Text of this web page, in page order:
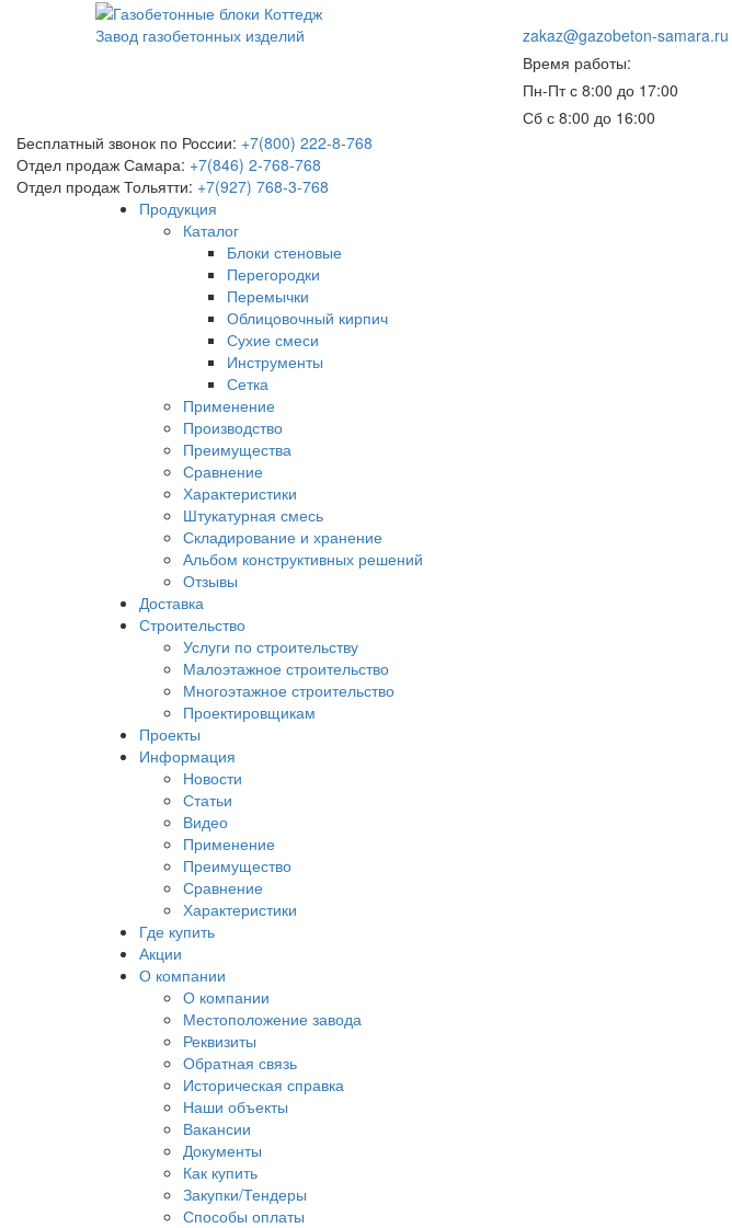
Завод газобетонных изделий
zakaz@gazobeton-samara.ru
Время работы:
Пн-Пт с 8:00 до 17:00
Сб с 8:00 до 16:00
Бесплатный звонок по России: +7(800) 222-8-768
Отдел продаж Самара: +7(846) 2-768-768
Отдел продаж Тольятти: +7(927) 768-3-768
Продукция
Каталог
Блоки стеновые
Перегородки
Перемычки
Облицовочный кирпич
Сухие смеси
Инструменты
Сетка
Применение
Производство
Преимущества
Сравнение
Характеристики
Штукатурная смесь
Складирование и хранение
Альбом конструктивных решений
Отзывы
Доставка
Строительство
Услуги по строительству
Малоэтажное строительство
Многоэтажное строительство
Проектировщикам
Проекты
Информация
Новости
Статьи
Видео
Применение
Преимущество
Сравнение
Характеристики
Где купить
Акции
О компании
О компании
Местоположение завода
Реквизиты
Обратная связь
Историческая справка
Наши объекты
Вакансии
Документы
Как купить
Закупки/Тендеры
Способы оплаты